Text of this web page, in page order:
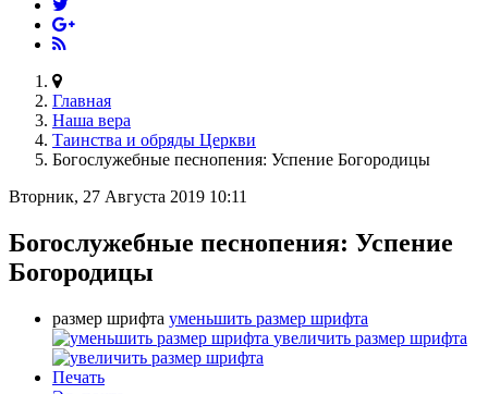
Главная
Наша вера
Таинства и обряды Церкви
Богослужебные песнопения: Успение Богородицы
Вторник, 27 Августа 2019 10:11
Богослужебные песнопения: Успение
Богородицы
размер шрифта уменьшить размер шрифта
увеличить размер шрифта
Печать